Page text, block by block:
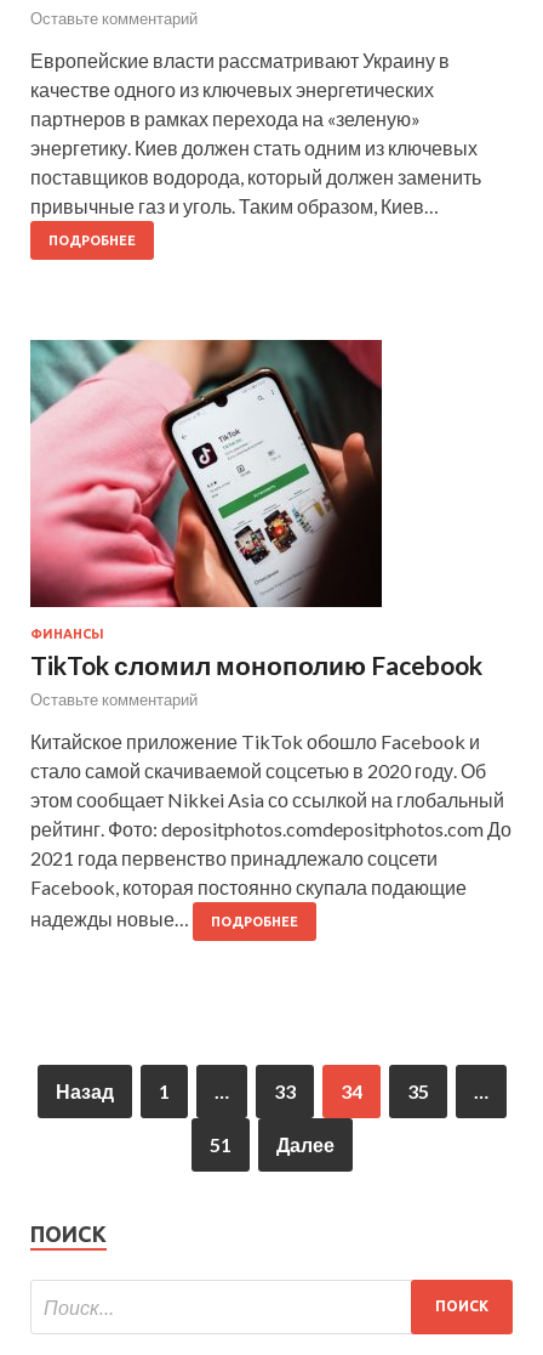
Оставьте комментарий
Европейские власти рассматривают Украину в
качестве одного из ключевых энергетических
партнеров в рамках перехода на «зеленую»
энергетику. Киев должен стать одним из ключевых
поставщиков водорода, который должен заменить
привычные газ и уголь. Таким образом, Киев…
ПОДРОБНЕЕ
ФИНАНСЫ
TikTok сломил монополию Facebook
Оставьте комментарий
Китайское приложение TikTok обошло Facebook и
стало самой скачиваемой соцсетью в 2020 году. Об
этом сообщает Nikkei Asia со ссылкой на глобальный
рейтинг. Фото: depositphotos.comdepositphotos.com До
2021 года первенство принадлежало соцсети
Facebook, которая постоянно скупала подающие
надежды новые…
ПОДРОБНЕЕ
Назад 1 33 34 35
51 Далее
ПОИСК